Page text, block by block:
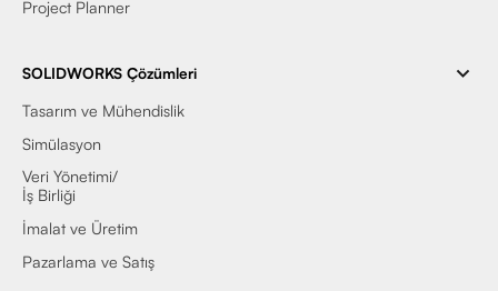
Project Planner
SOLIDWORKS Çözümleri
Tasarım ve Mühendislik
Simülasyon
Veri Yönetimi/
İş Birliği
İmalat ve Üretim
Pazarlama ve Satış